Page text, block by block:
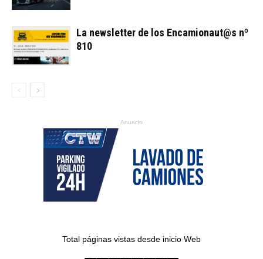
La newsletter de los Encamionaut@s nº
810
Anuncio
Total páginas vistas desde inicio Web